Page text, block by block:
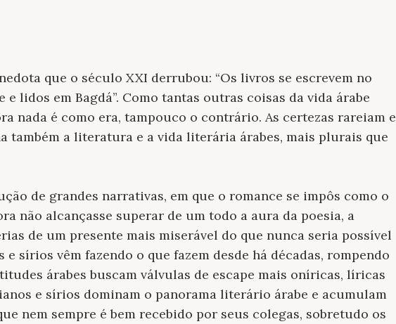
que o século XXI derrubou: “Os livros se escrevem no
lidos em Bagdá”. Como tantas outras coisas da vida árabe
nada é como era, tampouco o contrário. As certezas rareiam e
também a literatura e a vida literária árabes, mais plurais que
de grandes narrativas, em que o romance se impôs como o
não alcançasse superar de um todo a aura da poesia, a
de um presente mais miserável do que nunca seria possível
sírios vêm fazendo o que fazem desde há décadas, rompendo
árabes buscam válvulas de escape mais oníricas, líricas
e sírios dominam o panorama literário árabe e acumulam
nem sempre é bem recebido por seus colegas, sobretudo os